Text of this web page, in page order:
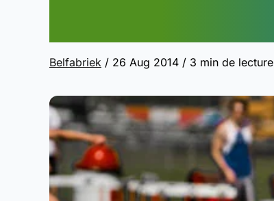
Belfabriek / 26 Aug 2014 / 3 min de lecture